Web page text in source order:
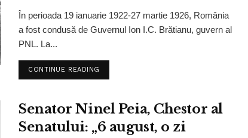
În perioada 19 ianuarie 1922-27 martie 1926, România
a fost condusă de Guvernul Ion I.C. Brătianu, guvern al
PNL. La...
CONTINUE READING
Senator Ninel Peia, Chestor al
Senatului: „6 august, o zi